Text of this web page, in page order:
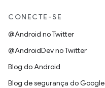
CONECTE-SE
@Android no Twitter
@AndroidDev no Twitter
Blog do Android
Blog de segurança do Google